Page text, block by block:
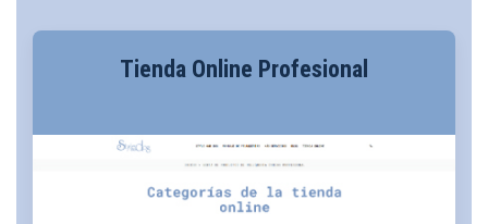
Tienda Online Profesional